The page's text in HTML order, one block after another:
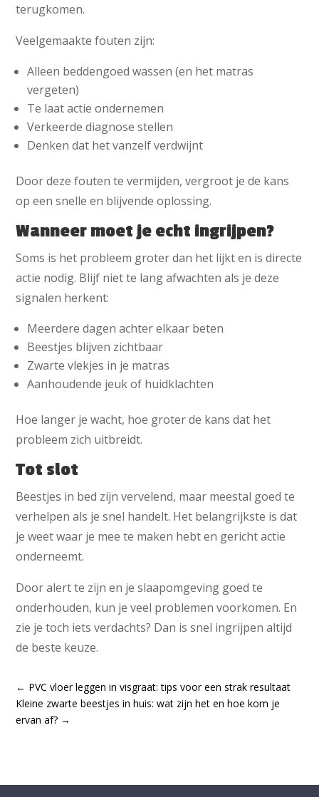
terugkomen.
Veelgemaakte fouten zijn:
Alleen beddengoed wassen (en het matras
vergeten)
Te laat actie ondernemen
Verkeerde diagnose stellen
Denken dat het vanzelf verdwijnt
Door deze fouten te vermijden, vergroot je de kans
op een snelle en blijvende oplossing.
Wanneer moet je echt ingrijpen?
Soms is het probleem groter dan het lijkt en is directe
actie nodig. Blijf niet te lang afwachten als je deze
signalen herkent:
Meerdere dagen achter elkaar beten
Beestjes blijven zichtbaar
Zwarte vlekjes in je matras
Aanhoudende jeuk of huidklachten
Hoe langer je wacht, hoe groter de kans dat het
probleem zich uitbreidt.
Tot slot
Beestjes in bed zijn vervelend, maar meestal goed te
verhelpen als je snel handelt. Het belangrijkste is dat
je weet waar je mee te maken hebt en gericht actie
onderneemt.
Door alert te zijn en je slaapomgeving goed te
onderhouden, kun je veel problemen voorkomen. En
zie je toch iets verdachts? Dan is snel ingrijpen altijd
de beste keuze.
← PVC vloer leggen in visgraat: tips voor een strak resultaat
Kleine zwarte beestjes in huis: wat zijn het en hoe kom je
ervan af? →